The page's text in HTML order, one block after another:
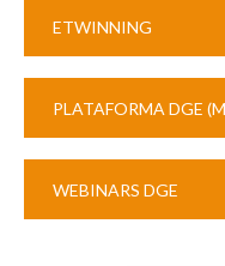
ETWINNING
PLATAFORMA DGE
WEBINARS DGE